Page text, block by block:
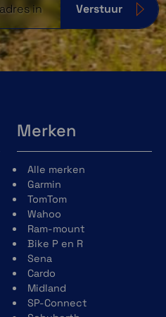
Verstuur
Merken
Alle merken
Garmin
TomTom
Wahoo
Ram-mount
Bike P en R
Sena
Cardo
Midland
SP-Connect